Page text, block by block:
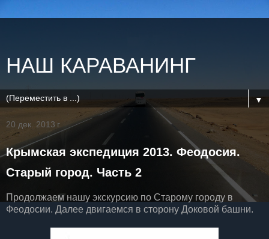
НАШ КАРАВАНИНГ
▼
20 дек. 2013 г.
Крымская экспедиция 2013. Феодосия.
Старый город. Часть 2
Продолжаем нашу экскурсию по Старому городу в
Феодосии. Далее двигаемся в сторону Доковой башни.